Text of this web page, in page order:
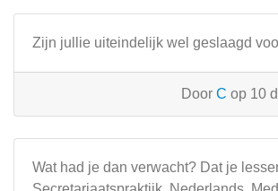
Zijn jullie uiteindelijk wel geslaagd
Door C op 10
Wat had je dan verwacht? Dat je